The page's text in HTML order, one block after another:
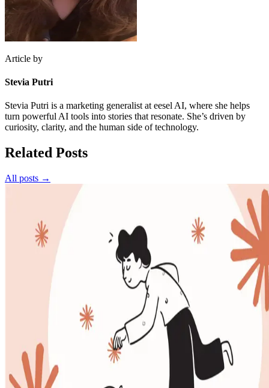
Article by
Stevia Putri
Stevia Putri is a marketing generalist at eesel AI, where she helps
turn powerful AI tools into stories that resonate. She’s driven by
curiosity, clarity, and the human side of technology.
Related Posts
All posts →